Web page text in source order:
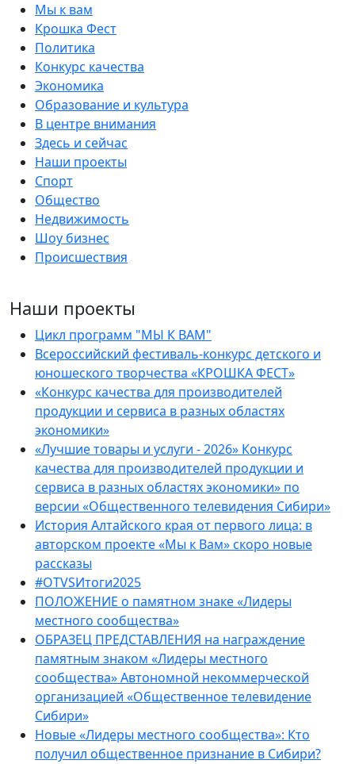
Мы к вам
Крошка Фест
Политика
Конкурс качества
Экономика
Образование и культура
В центре внимания
Здесь и сейчас
Наши проекты
Спорт
Общество
Недвижимость
Шоу бизнес
Происшествия
Наши проекты
Цикл программ "МЫ К ВАМ"
Всероссийский фестиваль-конкурс детского и
юношеского творчества «КРОШКА ФЕСТ»
«Конкурс качества для производителей
продукции и сервиса в разных областях
экономики»
«Лучшие товары и услуги - 2026» Конкурс
качества для производителей продукции и
сервиса в разных областях экономики» по
версии «Общественного телевидения Сибири»
История Алтайского края от первого лица: в
авторском проекте «Мы к Вам» скоро новые
рассказы
#OTVSИтоги2025
ПОЛОЖЕНИЕ о памятном знаке «Лидеры
местного сообщества»
ОБРАЗЕЦ ПРЕДСТАВЛЕНИЯ на награждение
памятным знаком «Лидеры местного
сообщества» Автономной некоммерческой
организацией «Общественное телевидение
Сибири»
Новые «Лидеры местного сообщества»: Кто
получил общественное признание в Сибири?